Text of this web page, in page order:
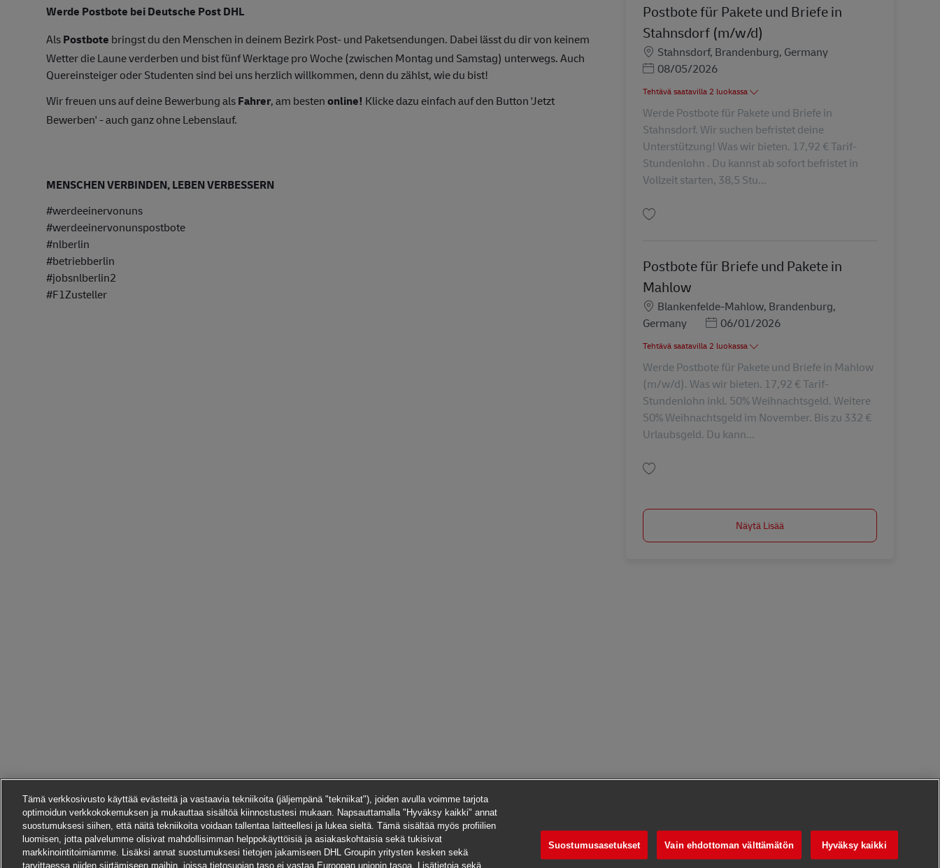
Werde Postbote bei Deutsche Post DHL
AlsPostbote bringst du den Menschen in deinem Bezirk Post- und Paketsendungen. Dabei lässt du dir von keinem
Wetter die Laune verderben und bist fünf Werktage pro Woche (zwischen Montag und Samstag) unterwegs. Auch
Quereinsteiger oder Studenten sind bei uns herzlich willkommen, denn du zählst, wie du bist!
Wir freuen uns auf deine Bewerbung alsFahrer, am bestenonline! Klicke dazu einfach auf den Button 'Jetzt
Bewerben' - auch ganz ohne Lebenslauf.
MENSCHEN VERBINDEN, LEBEN VERBESSERN
#werdeeinervonuns
#werdeeinervonunspostbote
#nlberlin
#betriebberlin
#jobsnlberlin2
#F1Zusteller
Postbote für Pakete und Briefe in
Stahnsdorf (m/w/d)
Sijainti
Stahnsdorf, Brandenburg, Germany
Posted Date
08/05/2026
Tehtävä saatavilla 2 luokassa
Werde Postbote für Pakete und Briefe in
Stahnsdorf. Wir suchen befristet deine
Unterstützung! Was wir bieten. 17,92 € Tarif-
Stundenlohn . Du kannst ab sofort befristet in
Vollzeit starten, 38,5 Stu...
Postbote für Briefe und Pakete in
Mahlow
Sijainti
Blankenfelde-Mahlow, Brandenburg,
Germany
Posted Date
06/01/2026
Tehtävä saatavilla 2 luokassa
Werde Postbote für Pakete und Briefe in Mahlow
(m/w/d). Was wir bieten. 17,92 € Tarif-
Stundenlohn inkl. 50% Weihnachtsgeld. Weitere
50% Weihnachtsgeld im November. Bis zu 332 €
Urlaubsgeld. Du kann...
Näytä Lisää
Tämä verkkosivusto käyttää evästeitä ja vastaavia tekniikoita (jäljempänä "tekniikat"), joiden avulla voimme tarjota
optimoidun verkkokokemuksen ja mukauttaa sisältöä kiinnostustesi mukaan. Napsauttamalla "Hyväksy kaikki" annat
suostumuksesi siihen, että näitä tekniikoita voidaan tallentaa laitteellesi ja lukea sieltä. Tämä sisältää myös profiilien
luomisen, jotta palvelumme olisivat mahdollisimman helppokäyttöisiä ja asiakaskohtaisia sekä tukisivat
markkinointitoimiamme. Lisäksi annat suostumuksesi tietojen jakamiseen DHL Groupin yritysten kesken sekä
tarvittaessa niiden siirtämiseen maihin, joissa tietosuojan taso ei vastaa Euroopan unionin tasoa. Lisätietoja sekä
Suostumusasetukset Vain ehdottoman välttämätön Hyväksy kaikki